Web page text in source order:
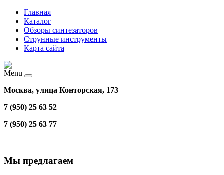
Главная
Каталог
Обзоры синтезаторов
Струнные инструменты
Карта сайта
Menu
Москва, улица Конторская, 173
7 (950) 25 63 52
7 (950) 25 63 77
Мы предлагаем